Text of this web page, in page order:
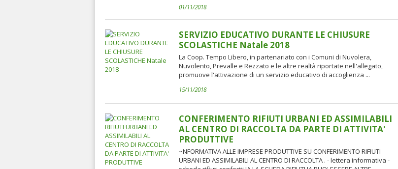
01/11/2018
SERVIZIO EDUCATIVO DURANTE LE CHIUSURE
SCOLASTICHE Natale 2018
La Coop. Tempo Libero, in partenariato con i Comuni di Nuvolera,
Nuvolento, Prevalle e Rezzato e le altre realtà riportate nell'allegato,
promuove l'attivazione di un servizio educativo di accoglienza ...
15/11/2018
CONFERIMENTO RIFIUTI URBANI ED ASSIMILABILI
AL CENTRO DI RACCOLTA DA PARTE DI ATTIVITA'
PRODUTTIVE
~NFORMATIVA ALLE IMPRESE PRODUTTIVE SU CONFERIMENTO RIFIUTI
URBANI ED ASSIMILABILI AL CENTRO DI RACCOLTA . - lettera informativa -